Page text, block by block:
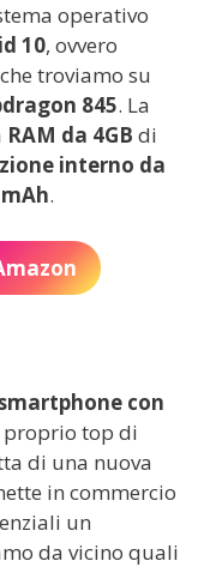
operativo
10, ovvero
troviamo su
845. La
RAM da 4GB di
interno da
.
con
proprio top di
di una nuova
in commercio
un
da vicino quali